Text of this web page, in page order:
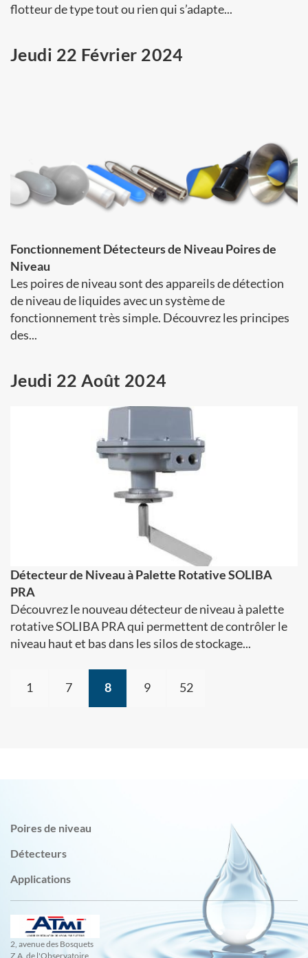
flotteur de type tout ou rien qui s’adapte...
Jeudi 22 Février 2024
Fonctionnement Détecteurs de Niveau Poires de
Niveau
Les poires de niveau sont des appareils de détection
de niveau de liquides avec un système de
fonctionnement très simple. Découvrez les principes
des...
Jeudi 22 Août 2024
Détecteur de Niveau à Palette Rotative SOLIBA
PRA
Découvrez le nouveau détecteur de niveau à palette
rotative SOLIBA PRA qui permettent de contrôler le
niveau haut et bas dans les silos de stockage...
1 7 8 9 52
Poires de niveau
Détecteurs
Applications
2, avenue des Bosquets
Z.A. de l'Observatoire